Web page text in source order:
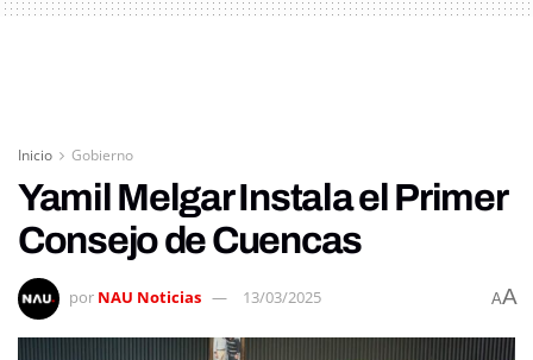
Inicio Gobierno
Yamil Melgar Instala el Primer
Consejo de Cuencas
por NAU Noticias 13/03/2025 AA